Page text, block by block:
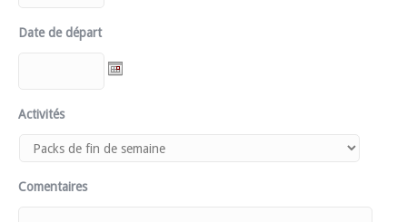
Date de départ
Activités
Comentaires